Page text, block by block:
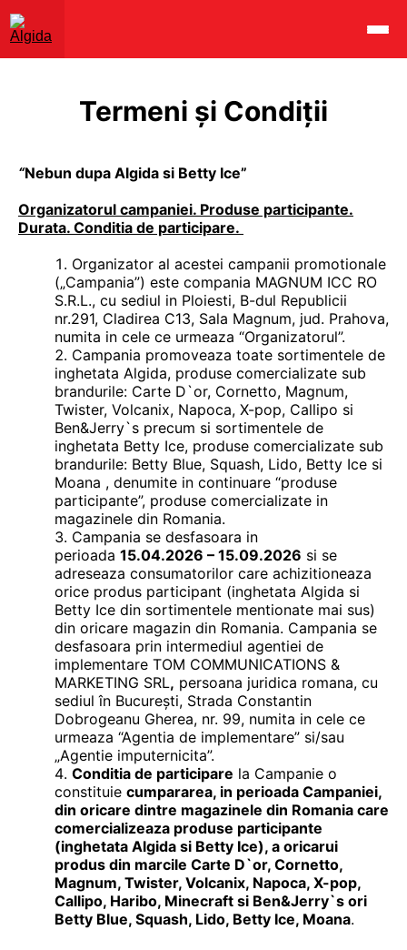
Termeni și Condiții
“Nebun dupa Algida si Betty Ice”
Organizatorul campaniei. Produse participante.
Durata. Conditia de participare.
Organizator al acestei campanii promotionale
(„Campania”) este compania MAGNUM ICC RO
S.R.L., cu sediul in Ploiesti, B-dul Republicii
nr.291, Cladirea C13, Sala Magnum, jud. Prahova,
numita in cele ce urmeaza “Organizatorul”.
Campania promoveaza toate sortimentele de
inghetata Algida, produse comercializate sub
brandurile: Carte D`or, Cornetto, Magnum,
Twister, Volcanix, Napoca, X-pop, Callipo si
Ben&Jerry`s precum si sortimentele de
inghetata Betty Ice, produse comercializate sub
brandurile: Betty Blue, Squash, Lido, Betty Ice si
Moana , denumite in continuare “produse
participante”, produse comercializate in
magazinele din Romania.
Campania se desfasoara in
perioada 15.04.2026 – 15.09.2026 si se
adreseaza consumatorilor care achizitioneaza
orice produs participant (inghetata Algida si
Betty Ice din sortimentele mentionate mai sus)
din oricare magazin din Romania. Campania se
desfasoara prin intermediul agentiei de
implementare TOM COMMUNICATIONS &
MARKETING SRL, persoana juridica romana, cu
sediul în București, Strada Constantin
Dobrogeanu Gherea, nr. 99, numita in cele ce
urmeaza “Agentia de implementare” si/sau
„Agentie imputernicita”.
Conditia de participare la Campanie o
constituie cumpararea, in perioada Campaniei,
din oricare dintre magazinele din Romania care
comercializeaza produse participante
(inghetata Algida si Betty Ice), a oricarui
produs din marcile Carte D`or, Cornetto,
Magnum, Twister, Volcanix, Napoca, X-pop,
Callipo, Haribo, Minecraft si Ben&Jerry`s ori
Betty Blue, Squash, Lido, Betty Ice, Moana.